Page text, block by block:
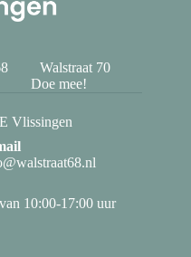
Walstraat 70
Doe mee!
Vlissingen
10:00-17:00 uur